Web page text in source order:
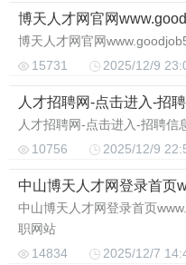
博天人才网官网
博天人才网官网
15731
2025/12/9
人才招聘网-点击进入-招
人才招聘网-点击进入-招聘信
10756
2025/12/9
中山博天人才网登录首页
中山博天人才网登录首页
职网站
14834
2025/12/7